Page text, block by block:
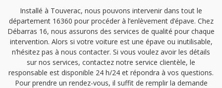
Installé à Touverac, nous pouvons intervenir dans tout le
département 16360 pour procéder à l’enlèvement d’épave. Chez
Débarras 16, nous assurons des services de qualité pour chaque
intervention. Alors si votre voiture est une épave ou inutilisable,
n’hésitez pas à nous contacter. Si vous voulez avoir les détails
sur nos services, contactez notre service clientèle, le
responsable est disponible 24 h/24 et répondra à vos questions.
Pour prendre un rendez-vous, il suffit de remplir la demande